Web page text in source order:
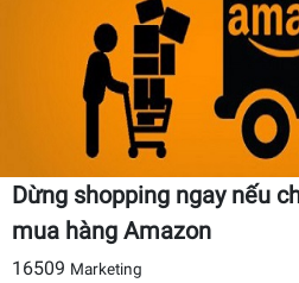
Dừng shopping ngay nếu
mua hàng Amazon
16509 Marketing